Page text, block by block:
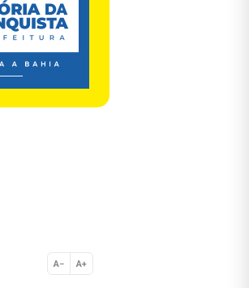
A− A+
Normal